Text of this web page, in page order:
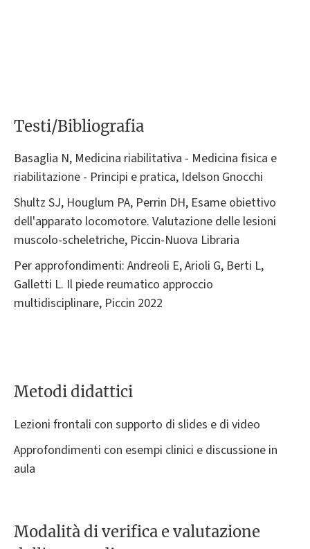
Testi/Bibliografia
Basaglia N, Medicina riabilitativa - Medicina fisica e
riabilitazione - Principi e pratica, Idelson Gnocchi
Shultz SJ, Houglum PA, Perrin DH, Esame obiettivo
dell'apparato locomotore. Valutazione delle lesioni
muscolo-scheletriche, Piccin-Nuova Libraria
Per approfondimenti: Andreoli E, Arioli G, Berti L,
Galletti L. Il piede reumatico approccio
multidisciplinare, Piccin 2022
Metodi didattici
Lezioni frontali con supporto di slides e di video
Approfondimenti con esempi clinici e discussione in
aula
Modalità di verifica e valutazione